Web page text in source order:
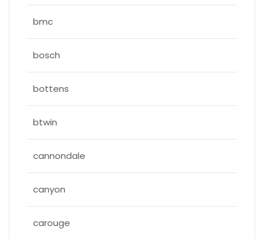
bmc
bosch
bottens
btwin
cannondale
canyon
carouge